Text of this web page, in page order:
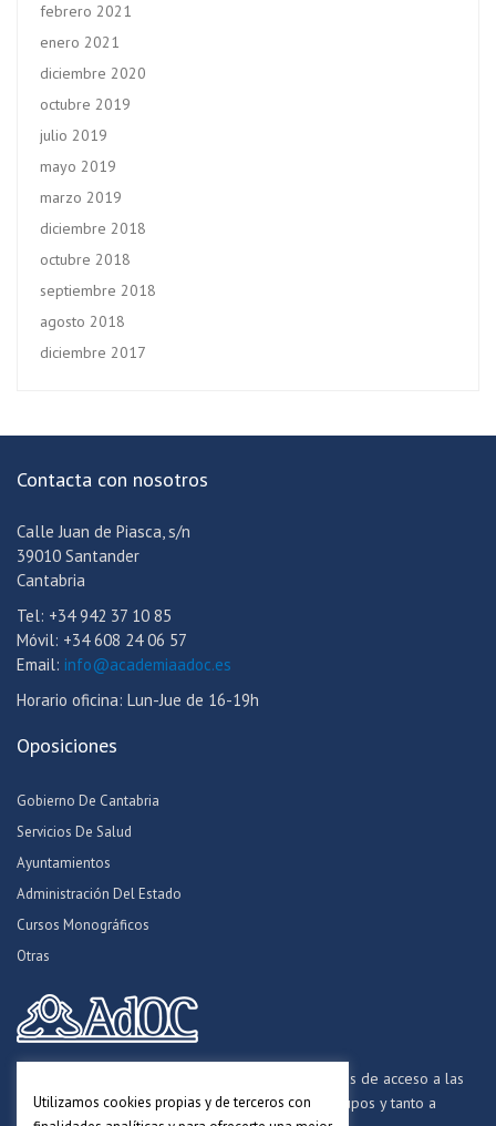
febrero 2021
enero 2021
diciembre 2020
octubre 2019
julio 2019
mayo 2019
marzo 2019
diciembre 2018
octubre 2018
septiembre 2018
agosto 2018
diciembre 2017
Contacta con nosotros
Calle Juan de Piasca, s/n
39010 Santander
Cantabria
Tel: +34 942 37 10 85
Móvil: +34 608 24 06 57
Email: info@academiaadoc.es
Horario oficina: Lun-Jue de 16-19h
Oposiciones
Gobierno De Cantabria
Servicios De Salud
Ayuntamientos
Administración Del Estado
Cursos Monográficos
Otras
Formamos opositores para los procesos selectivos de acceso a las
distintas Administraciones Públicas, a todos los grupos y tanto a
Utilizamos cookies propias y de terceros con